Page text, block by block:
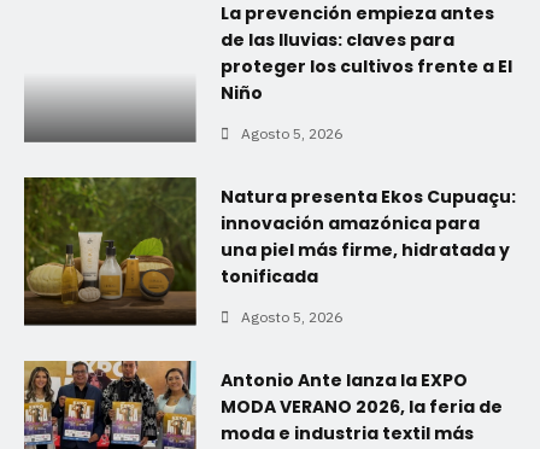
La prevención empieza antes
de las lluvias: claves para
proteger los cultivos frente a El
Niño
Agosto 5, 2026
Natura presenta Ekos Cupuaçu:
innovación amazónica para
una piel más firme, hidratada y
tonificada
Agosto 5, 2026
Antonio Ante lanza la EXPO
MODA VERANO 2026, la feria de
moda e industria textil más